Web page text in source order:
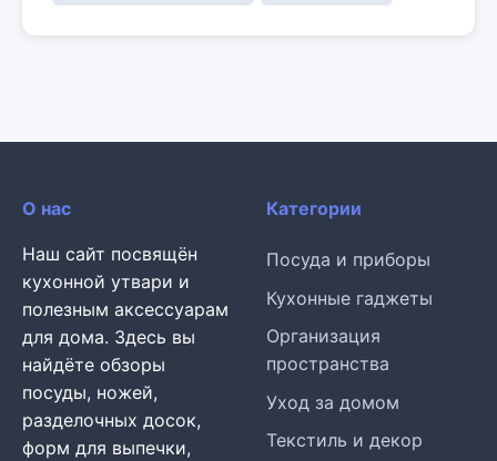
О нас
Наш сайт посвящён
кухонной утвари и
полезным аксессуарам
для дома. Здесь вы
найдёте обзоры
посуды, ножей,
разделочных досок,
форм для выпечки,
Категории
Посуда и приборы
Кухонные гаджеты
Организация
пространства
Уход за домом
Текстиль и декор